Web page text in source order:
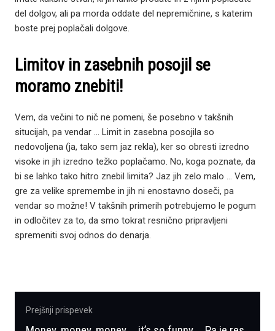
del dolgov, ali pa morda oddate del nepremičnine, s katerim
boste prej poplačali dolgove.
Limitov in zasebnih posojil se
moramo znebiti!
Vem, da večini to nič ne pomeni, še posebno v takšnih
situcijah, pa vendar … Limit in zasebna posojila so
nedovoljena (ja, tako sem jaz rekla), ker so obresti izredno
visoke in jih izredno težko poplačamo. No, koga poznate, da
bi se lahko tako hitro znebil limita? Jaz jih zelo malo … Vem,
gre za velike spremembe in jih ni enostavno doseči, pa
vendar so možne! V takšnih primerih potrebujemo le pogum
in odločitev za to, da smo tokrat resnično pripravljeni
spremeniti svoj odnos do denarja.
Navigacija
Prejšnji prispevek